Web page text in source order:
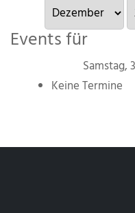
Events für
Samstag,
Keine Termine